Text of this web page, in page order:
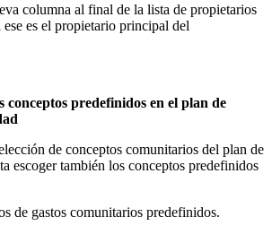
columna al final de la lista de propietarios
es el propietario principal del
conceptos predefinidos en el plan de
de conceptos comunitarios del plan de
escoger también los conceptos predefinidos
de gastos comunitarios predefinidos.